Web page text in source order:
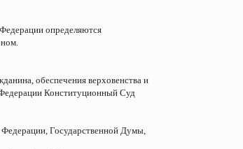
определяются
обеспечения верховенства и
Конституционный Суд
Федерации, Государственной Думы,